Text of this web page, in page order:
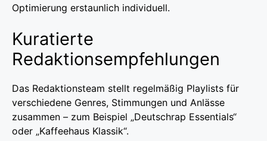
Optimierung erstaunlich individuell.
Kuratierte
Redaktionsempfehlungen
Das Redaktionsteam stellt regelmäßig Playlists für
verschiedene Genres, Stimmungen und Anlässe
zusammen – zum Beispiel „Deutschrap Essentials“
oder „Kaffeehaus Klassik“.